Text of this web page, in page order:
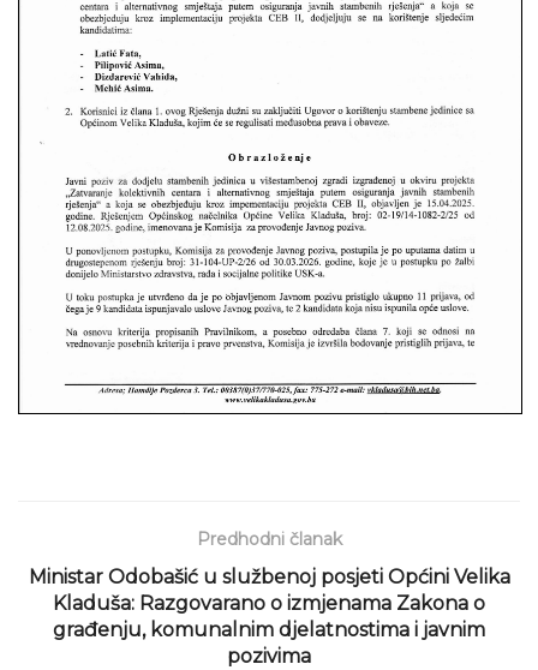
Predhodni članak
Ministar Odobašić u službenoj posjeti Općini Velika
Kladuša: Razgovarano o izmjenama Zakona o
građenju, komunalnim djelatnostima i javnim
pozivima